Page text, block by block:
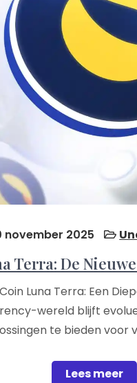
november 2025
Terra: De
Luna Terra: Een
wereld blijft
te bieden voor
Lees meer